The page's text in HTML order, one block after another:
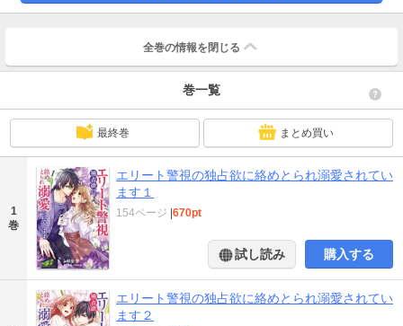
全巻の情報を 閉じる
巻一覧
最終巻 まとめ買い
1
巻
エリート警視の独占欲に絡めとられ溺愛されてい
ます１
154ページ |670pt
試し読み 購入する
エリート警視の独占欲に絡めとられ溺愛されてい
ます２